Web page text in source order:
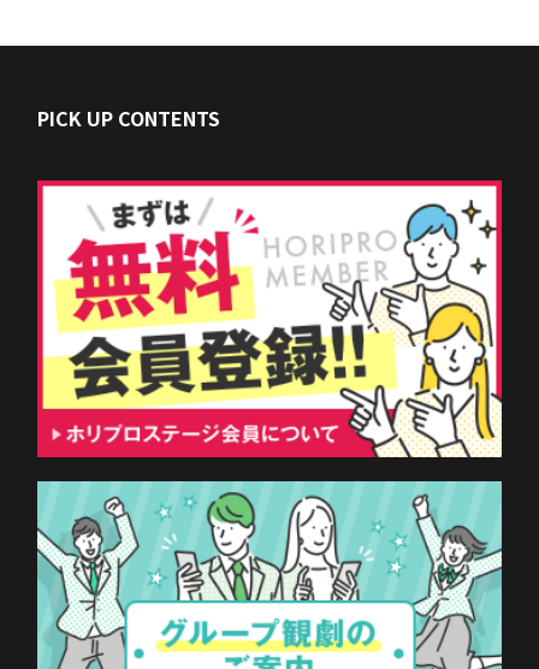
PICK UP CONTENTS